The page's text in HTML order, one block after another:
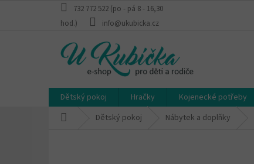
732 772 522 (po - pá 8 - 16,30
hod.)
info@ukubicka.cz
Dětský pokoj Hračky Kojenecké potřeby
Dětský pokoj Nábytek a doplňky